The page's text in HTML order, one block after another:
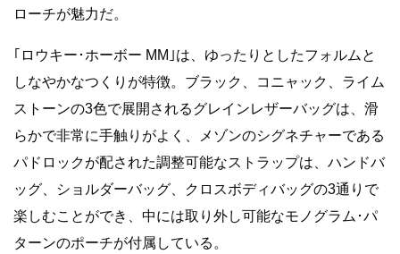
ローチが魅力だ。
｢ロウキー･ホーボー MM｣は、ゆったりとしたフォルムと
しなやかなつくりが特徴。ブラック、コニャック、ライム
ストーンの3色で展開されるグレインレザーバッグは、滑
らかで非常に手触りがよく、メゾンのシグネチャーである
パドロックが配された調整可能なストラップは、ハンドバ
ッグ、ショルダーバッグ、クロスボディバッグの3通りで
楽しむことができ、中には取り外し可能なモノグラム･パ
ターンのポーチが付属している。